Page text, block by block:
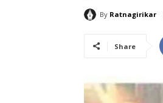
By Ratnagirikar
Share